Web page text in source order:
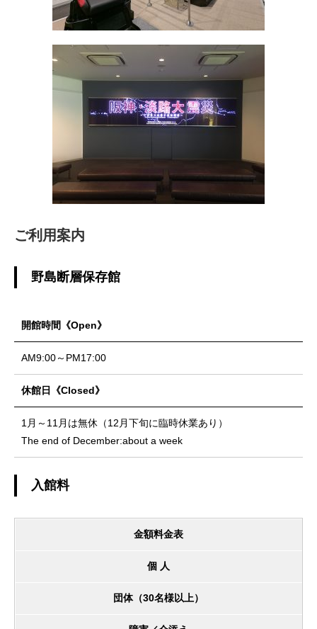
ご利用案内
野島断層保存館
開館時間《Open》
AM9:00～PM17:00
休館日《Closed》
1月～11月は無休（12月下旬に臨時休業あり）
The end of December:about a week
入館料
金額料金表
個 人
団体（30名様以上）